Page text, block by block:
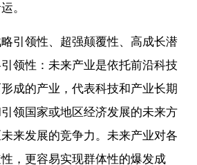
。
引领性、超强颠覆性、高成长潜
领性：未来产业是依托前沿科技
成的产业，代表科技和产业长期
领国家或地区经济发展的未来方
来发展的竞争力。未来产业对各
，更容易实现群体性的爆发成